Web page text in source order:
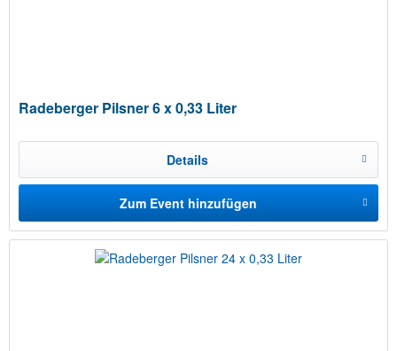
Radeberger Pilsner 6 x 0,33 Liter
Details
Zum Event hinzufügen